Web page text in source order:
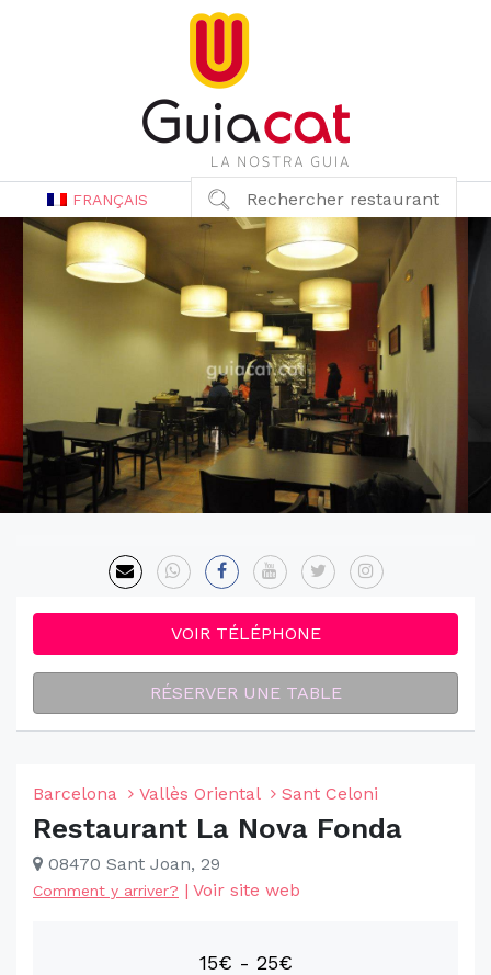
FRANÇAIS Rechercher restaurant
VOIR TÉLÉPHONE
RÉSERVER UNE TABLE
Barcelona Vallès Oriental Sant Celoni
Restaurant La Nova Fonda
08470 Sant Joan, 29
Comment y arriver? | Voir site web
15€ - 25€